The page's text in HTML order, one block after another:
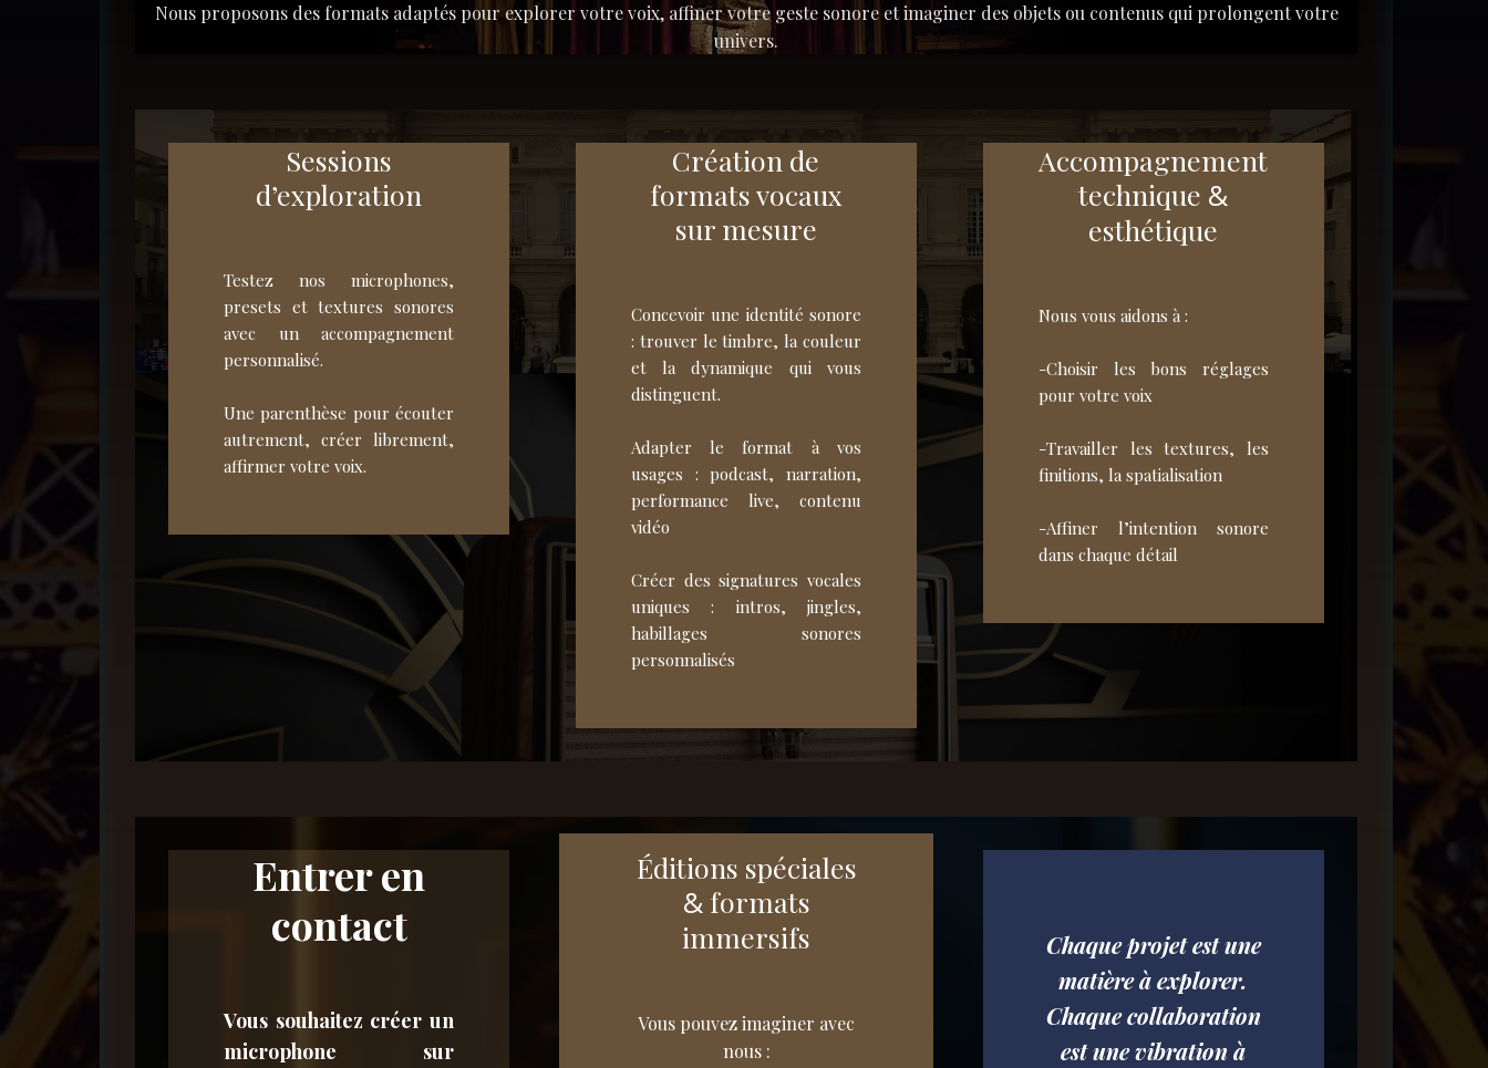
Nous proposons des formats adaptés pour explorer votre voix, affiner votre geste sonore et imaginer des objets ou contenus qui prolongent votre
univers.
Sessions
d’exploration
Testez nos microphones,
presets et textures sonores
avec un accompagnement
personnalisé.
Une parenthèse pour écouter
autrement, créer librement,
affirmer votre voix.
Création de
formats vocaux
sur mesure
Concevoir une identité sonore
: trouver le timbre, la couleur
et la dynamique qui vous
distinguent.
Adapter le format à vos
usages : podcast, narration,
performance live, contenu
vidéo
Créer des signatures vocales
uniques : intros, jingles,
habillages sonores
personnalisés
Accompagnement
technique &
esthétique
Nous vous aidons à :
-Choisir les bons réglages
pour votre voix
-Travailler les textures, les
finitions, la spatialisation
-Affiner l’intention sonore
dans chaque détail
Entrer en
contact
Vous souhaitez créer un
microphone sur
Éditions spéciales
& formats
immersifs
Vous pouvez imaginer avec
nous :
Chaque projet est une
matière à explorer.
Chaque collaboration
est une vibration à